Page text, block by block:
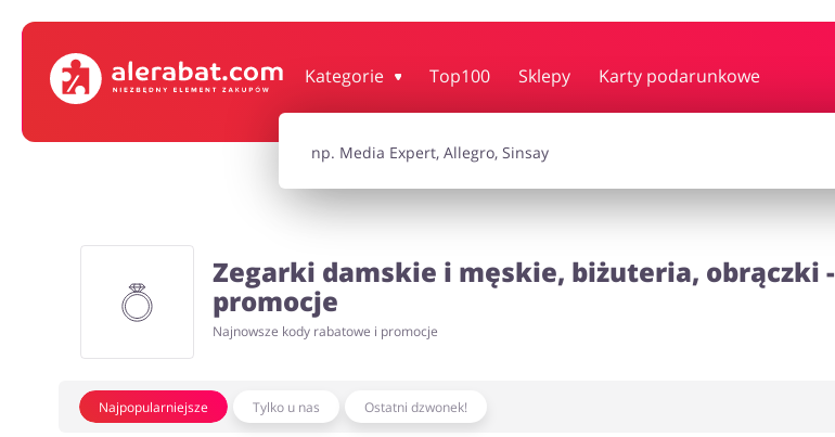
Kategorie Top100 Sklepy Karty podarunkowe
Wszystkie kody rabatowe Wszystkie promocje
Zegarki damskie i męskie, biżuteria, obrączki -
promocje
Najnowsze kody rabatowe i promocje
Najpopularniejsze Tylko u nas Ostatni dzwonek!